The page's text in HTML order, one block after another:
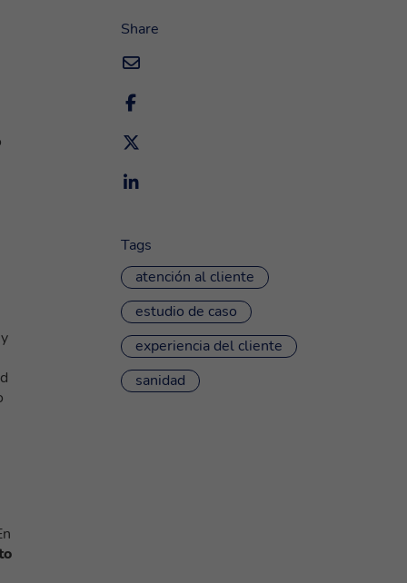
Share
Tags
atención al cliente
estudio de caso
experiencia del cliente
sanidad